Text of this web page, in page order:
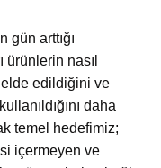
arttığı
ürünlerin nasıl
edildiğini ve
daha
temel hedefimiz;
içermeyen ve